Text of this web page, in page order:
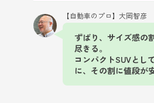
【自動車のプロ】大岡智彦
ずばり、サイズ感の
尽きる。
コンパクトSUVとし
に、その割に値段が